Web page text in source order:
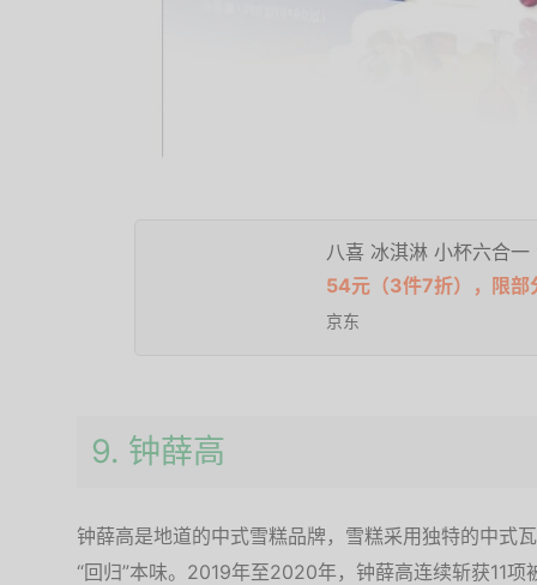
八喜 冰淇淋 小杯六合
54元（3件7折），限部
京东
9. 钟薛高
钟薛高是地道的中式雪糕品牌，雪糕采用独特的中式
“回归”本味。2019年至2020年，钟薛高连续斩获11项